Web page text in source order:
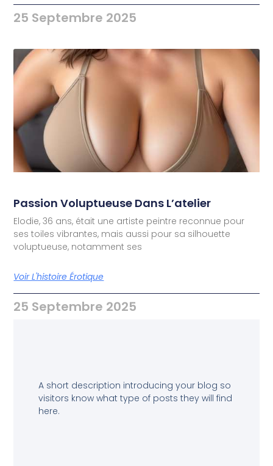
25 Septembre 2025
Passion Voluptueuse Dans L’atelier
Elodie, 36 ans, était une artiste peintre reconnue pour
ses toiles vibrantes, mais aussi pour sa silhouette
voluptueuse, notamment ses
Voir L'histoire Érotique
25 Septembre 2025
A short description introducing your blog so
visitors know what type of posts they will find
here.